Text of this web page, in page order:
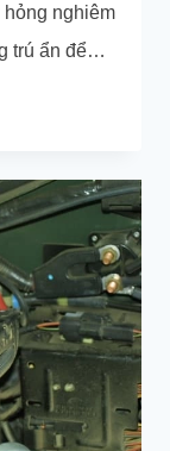
nghiêm
trú ẩn để